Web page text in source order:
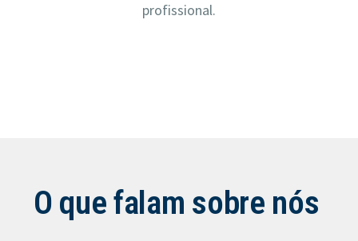
profissional.
O que falam sobre nós